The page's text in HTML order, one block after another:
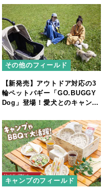
その他のフィールド
【新発売】アウトドア対応の3
輪ペットバギー「GO.BUGGY
Dog」登場！愛犬とのキャンプ
キャンプのフィールド